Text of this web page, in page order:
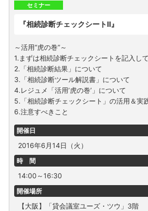
セミナー
『相続診断チェックシートⅡ』
～活用“虎の巻”～
1.まずは相続診断チェックシートを記入し
2.「相続診断結果」について
3.「相続診断ツール解説書」について
4.レジュメ「活用’虎の巻’」について
5.「相続診断チェックシート」の活用＆実
6.注意すべきこと
開催日
2016年6月14日（火）
時 間
14:00～16:30
開催場所
【大阪】「貸会議室ユーズ・ツウ」3階